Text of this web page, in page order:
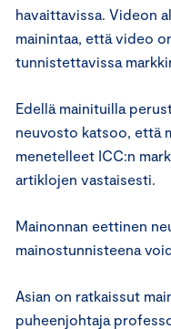
havaittavissa. Videon
mainintaa, että video
tunnistettavissa
Edellä mainituilla
neuvosto katsoo, että
menetelleet ICC:n
artiklojen vastaisesti.
Mainonnan eettinen
mainostunnisteena
Asian on ratkaissut
puheenjohtaja